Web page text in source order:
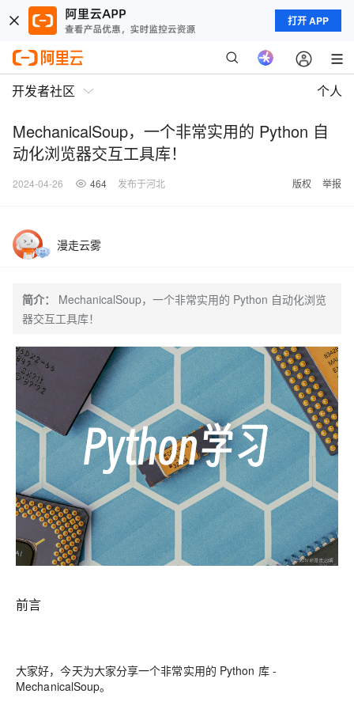
打开 APP
开发者社区 个人
MechanicalSoup，一个非常实用的 Python 自
动化浏览器交互工具库！
2024-04-26 464 发布于河北 版权 举报
漫走云雾
简介：
MechanicalSoup，一个非常实用的 Python 自动化浏览
器交互工具库！
前言
大家好，今天为大家分享一个非常实用的 Python 库 -
MechanicalSoup。